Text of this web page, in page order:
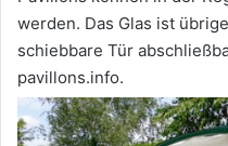
werden. Das Glas ist
schiebbare Tür
pavillons.info.